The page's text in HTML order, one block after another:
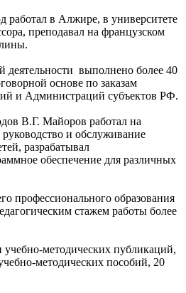
работал в Алжире, в университете
преподавал на французском
деятельности выполнено более 40
основе по заказам
и Администраций субъектов РФ.
В.Г. Майоров работал на
руководство и обслуживание
разрабатывал
обеспечение для различных
профессионального образования
стажем работы более
методических публикаций,
методических пособий, 20